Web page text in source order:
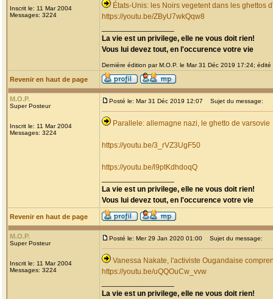
Inscrit le: 11 Mar 2004
Messages: 3224
États-Unis: les Noirs vegetent dans les ghettos
https://youtu.be/ZByU7wkQqw8
La vie est un privilege, elle ne vous doit rien!
Vous lui devez tout, en l'occurence votre vie
Dernière édition par M.O.P. le Mar 31 Déc 2019 17:24; édité
Revenir en haut de page
M.O.P.
Super Posteur
Inscrit le: 11 Mar 2004
Messages: 3224
Posté le: Mar 31 Déc 2019 12:07 Sujet du message:
Parallele: allemagne nazi, le ghetto de varsovie
https://youtu.be/3_rVZ3UgF50
https://youtu.be/l9ptKdhdoqQ
La vie est un privilege, elle ne vous doit rien!
Vous lui devez tout, en l'occurence votre vie
Revenir en haut de page
M.O.P.
Super Posteur
Inscrit le: 11 Mar 2004
Messages: 3224
Posté le: Mer 29 Jan 2020 01:00 Sujet du message:
Vanessa Nakate, l'activiste Ougandaise
https://youtu.be/uQQOuCw_vvw
La vie est un privilege, elle ne vous doit rien!